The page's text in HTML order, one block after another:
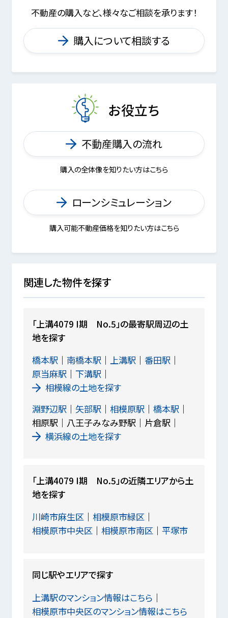
不動産の購入など、様々なご相談を承ります！
購入について相談する
お役立ち
不動産購入の流れ
購入の全体像を知りたい方はこちら
ローンシミュレーション
購入可能不動産価格を知りたい方はこちら
関連した物件を探す
「上溝4079 I期 No.5」の最寄駅周辺の土
地を探す
橋本駅
南橋本駅 上溝駅
番田駅
原当麻駅
下溝駅
相模線の土地を探す
淵野辺駅
矢部駅 相模原駅
橋本駅
相原駅
八王子みなみ野駅
片倉駅
横浜線の土地を探す
「上溝4079 I期 No.5」の近隣エリアから土
地を探す
川崎市麻生区
相模原市緑区
相模原市中央区
相模原市南区 平塚市
同じ駅やエリアで探す
上溝駅のマンション情報はこちら
相模原市中央区のマンション情報はこちら